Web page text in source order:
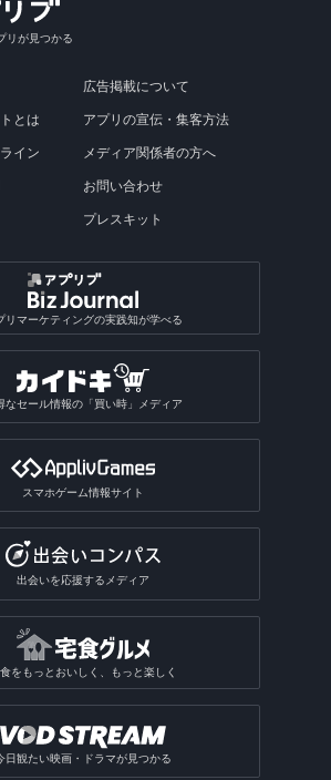
リが見つかる
とは
イン
広告掲載について
アプリの宣伝・集客方法
メディア関係者の方へ
お問い合わせ
プレスキット
リマーケティングの実践知が学べる
なセール情報の「買い時」メディア
スマホゲーム情報サイト
出会いを応援するメディア
をもっとおいしく、もっと楽しく
日観たい映画・ドラマが見つかる